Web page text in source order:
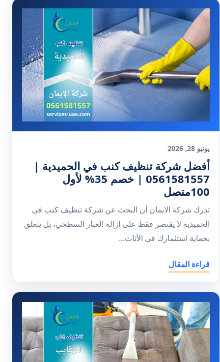
يونيو 28, 2026
أفضل شركة تنظيف كنب في الحميدية |
0561581557 | خصم 35% لأول
100متصل
تدرك شركة الايمان أن البحث عن شركة تنظيف كنب في
الحميدية لا يقتصر فقط على إزالة الغبار السطحي، بل يتعلق
بحماية استثمارك في الأثاث...
قراءة المقال